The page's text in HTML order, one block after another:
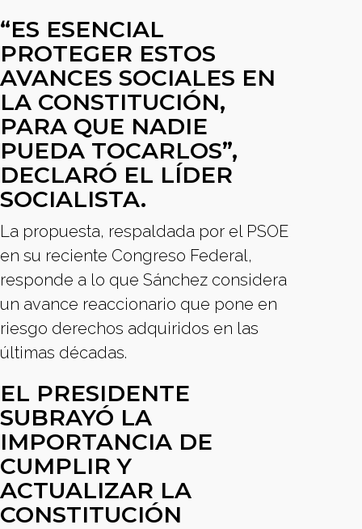
“ES ESENCIAL
PROTEGER ESTOS
AVANCES SOCIALES EN
LA CONSTITUCIÓN,
PARA QUE NADIE
PUEDA TOCARLOS”,
DECLARÓ EL LÍDER
SOCIALISTA.
La propuesta, respaldada por el PSOE
en su reciente Congreso Federal,
responde a lo que Sánchez considera
un avance reaccionario que pone en
riesgo derechos adquiridos en las
últimas décadas.
EL PRESIDENTE
SUBRAYÓ LA
IMPORTANCIA DE
CUMPLIR Y
ACTUALIZAR LA
CONSTITUCIÓN